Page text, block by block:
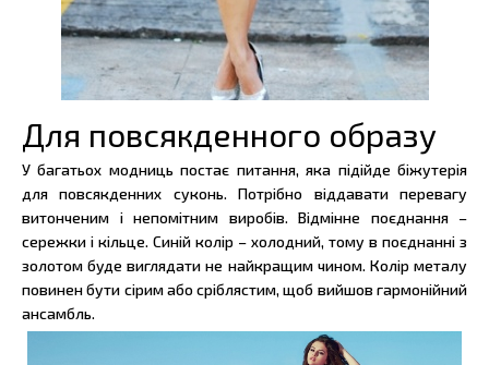
Для повсякденного образу
У багатьох модниць постає питання, яка підійде біжутерія
для повсякденних суконь. Потрібно віддавати перевагу
витонченим і непомітним виробів. Відмінне поєднання –
сережки і кільце. Синій колір – холодний, тому в поєднанні з
золотом буде виглядати не найкращим чином. Колір металу
повинен бути сірим або сріблястим, щоб вийшов гармонійний
ансамбль.